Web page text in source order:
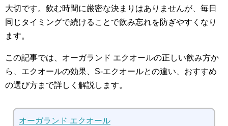
大切です。飲む時間に厳密な決まりはありませんが、毎日
同じタイミングで続けることで飲み忘れを防ぎやすくなり
ます。
この記事では、オーガランド エクオールの正しい飲み方か
ら、エクオールの効果、S-エクオールとの違い、おすすめ
の選び方まで詳しく解説します。
オーガランド エクオール